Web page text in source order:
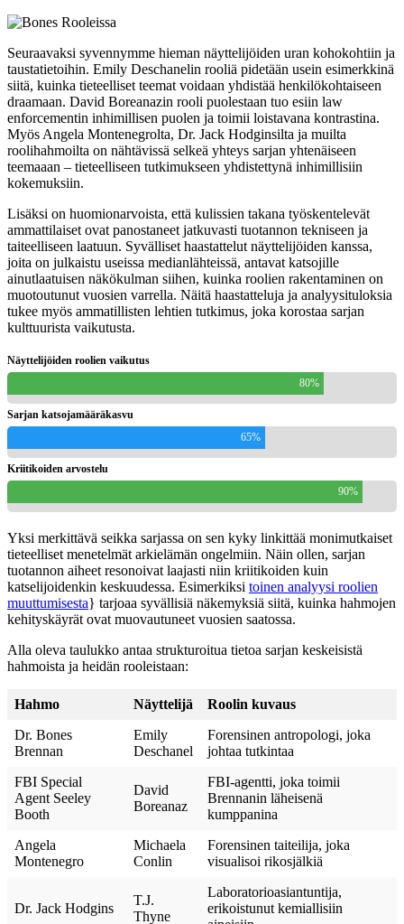
Seuraavaksi syvennymme hieman näyttelijöiden uran kohokohtiin ja
taustatietoihin. Emily Deschanelin rooliä pidetään usein esimerkkinä
siitä, kuinka tieteelliset teemat voidaan yhdistää henkilökohtaiseen
draamaan. David Boreanazin rooli puolestaan tuo esiin law
enforcementin inhimillisen puolen ja toimii loistavana kontrastina.
Myös Angela Montenegrolta, Dr. Jack Hodginsilta ja muilta
roolihahmoilta on nähtävissä selkeä yhteys sarjan yhtenäiseen
teemaaan – tieteelliseen tutkimukseen yhdistettynä inhimillisiin
kokemuksiin.
Lisäksi on huomionarvoista, että kulissien takana työskentelevät
ammattilaiset ovat panostaneet jatkuvasti tuotannon tekniseen ja
taiteelliseen laatuun. Syvälliset haastattelut näyttelijöiden kanssa,
joita on julkaistu useissa medianlähteissä, antavat katsojille
ainutlaatuisen näkökulman siihen, kuinka roolien rakentaminen on
muotoutunut vuosien varrella. Näitä haastatteluja ja analyysituloksia
tukee myös ammatillisten lehtien tutkimus, joka korostaa sarjan
kulttuurista vaikutusta.
Näyttelijöiden roolien vaikutus
80%
Sarjan katsojamääräkasvu
65%
Kriitikoiden arvostelu
90%
Yksi merkittävä seikka sarjassa on sen kyky linkittää monimutkaiset
tieteelliset menetelmät arkielämän ongelmiin. Näin ollen, sarjan
tuotannon aiheet resonoivat laajasti niin kriitikoiden kuin
katselijoidenkin keskuudessa. Esimerkiksi toinen analyysi roolien
muuttumisesta} tarjoaa syvällisiä näkemyksiä siitä, kuinka hahmojen
kehityskäyrät ovat muovautuneet vuosien saatossa.
Alla oleva taulukko antaa strukturoitua tietoa sarjan keskeisistä
hahmoista ja heidän rooleistaan:
Hahmo Näyttelijä
Roolin kuvaus
Dr. Bones
Brennan
Emily
Deschanel
Forensinen antropologi, joka
johtaa tutkintaa
FBI Special
Agent Seeley
Booth
David
Boreanaz
FBI-agentti, joka toimii
Brennanin läheisenä
kumppanina
Angela
Montenegro
Michaela
Conlin
Forensinen taiteilija, joka
visualisoi rikosjälkiä
Dr. Jack Hodgins
T.J.
Thyne
Laboratorioasiantuntija,
erikoistunut kemiallisiin